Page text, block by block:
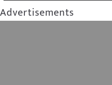
Advertisements